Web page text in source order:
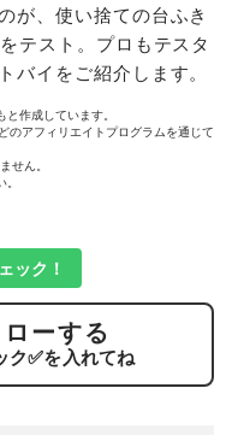
が、使い捨ての台ふき
テスト。プロもテスタ
バイをご紹介します。
作成しています。
のアフィリエイトプログラムを通じて
せん。
ック！
ーする
ク✅を入れてね